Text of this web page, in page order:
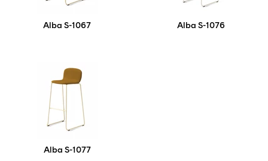
Alba S-1067 Alba S-1076
Alba S-1077